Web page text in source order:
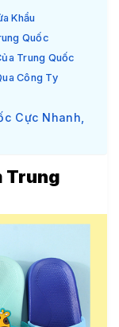
Khẩu
Quốc
Trung Quốc
Công Ty
Cực Nhanh,
Trung